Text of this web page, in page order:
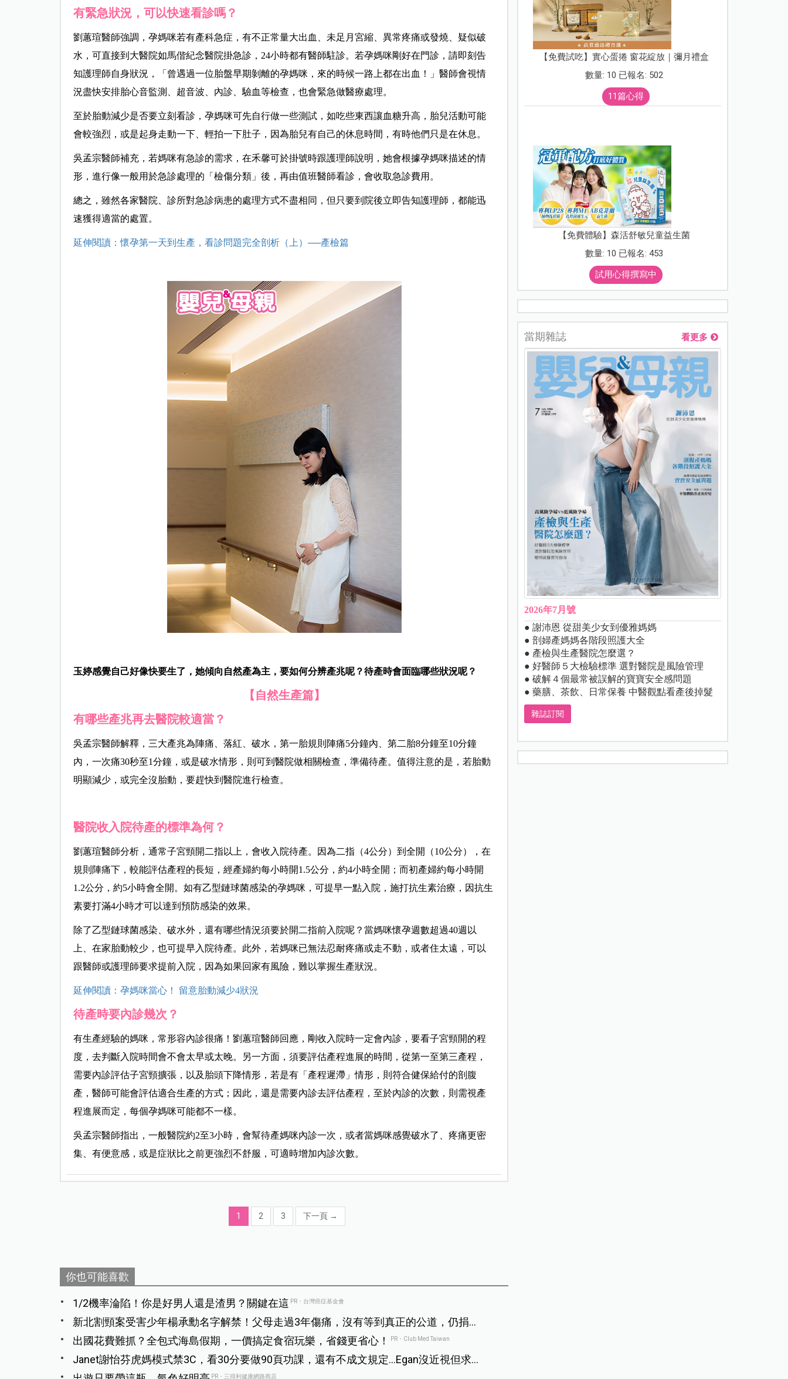
有緊急狀況，可以快速看診嗎？
劉蕙瑄醫師強調，孕媽咪若有產科急症，有不正常量大出血、未足月宮縮、異常疼痛或發燒、疑似破
水，可直接到大醫院如馬偕紀念醫院掛急診，24小時都有醫師駐診。若孕媽咪剛好在門診，請即刻告
知護理師自身狀況，「曾遇過一位胎盤早期剝離的孕媽咪，來的時候一路上都在出血！」醫師會視情
況盡快安排胎心音監測、超音波、內診、驗血等檢查，也會緊急做醫療處理。
至於胎動減少是否要立刻看診，孕媽咪可先自行做一些測試，如吃些東西讓血糖升高，胎兒活動可能
會較強烈，或是起身走動一下、輕拍一下肚子，因為胎兒有自己的休息時間，有時他們只是在休息。
吳孟宗醫師補充，若媽咪有急診的需求，在禾馨可於掛號時跟護理師說明，她會根據孕媽咪描述的情
形，進行像一般用於急診處理的「檢傷分類」後，再由值班醫師看診，會收取急診費用。
總之，雖然各家醫院、診所對急診病患的處理方式不盡相同，但只要到院後立即告知護理師，都能迅
速獲得適當的處置。
延伸閱讀：懷孕第一天到生產，看診問題完全剖析（上）──產檢篇
玉婷感覺自己好像快要生了，她傾向自然產為主，要如何分辨產兆呢？待產時會面臨哪些狀況呢？
【自然生產篇】
有哪些產兆再去醫院較適當？
吳孟宗醫師解釋，三大產兆為陣痛、落紅、破水，第一胎規則陣痛5分鐘內、第二胎8分鐘至10分鐘
內，一次痛30秒至1分鐘，或是破水情形，則可到醫院做相關檢查，準備待產。值得注意的是，若胎動
明顯減少，或完全沒胎動，要趕快到醫院進行檢查。
醫院收入院待產的標準為何？
劉蕙瑄醫師分析，通常子宮頸開二指以上，會收入院待產。因為二指（4公分）到全開（10公分），在
規則陣痛下，較能評估產程的長短，經產婦約每小時開1.5公分，約4小時全開；而初產婦約每小時開
1.2公分，約5小時會全開。如有乙型鏈球菌感染的孕媽咪，可提早一點入院，施打抗生素治療，因抗生
素要打滿4小時才可以達到預防感染的效果。
除了乙型鏈球菌感染、破水外，還有哪些情況須要於開二指前入院呢？當媽咪懷孕週數超過40週以
上、在家胎動較少，也可提早入院待產。此外，若媽咪已無法忍耐疼痛或走不動，或者住太遠，可以
跟醫師或護理師要求提前入院，因為如果回家有風險，難以掌握生產狀況。
延伸閱讀：孕媽咪當心！ 留意胎動減少4狀況
待產時要內診幾次？
有生產經驗的媽咪，常形容內診很痛！劉蕙瑄醫師回應，剛收入院時一定會內診，要看子宮頸開的程
度，去判斷入院時間會不會太早或太晚。另一方面，須要評估產程進展的時間，從第一至第三產程，
需要內診評估子宮頸擴張，以及胎頭下降情形，若是有「產程遲滯」情形，則符合健保給付的剖腹
產，醫師可能會評估適合生產的方式；因此，還是需要內診去評估產程，至於內診的次數，則需視產
程進展而定，每個孕媽咪可能都不一樣。
吳孟宗醫師指出，一般醫院約2至3小時，會幫待產媽咪內診一次，或者當媽咪感覺破水了、疼痛更密
集、有便意感，或是症狀比之前更強烈不舒服，可適時增加內診次數。
1 2 3 下一頁 →
你也可能喜歡
1/2機率淪陷！你是好男人還是渣男？關鍵在這 PR・台灣癌症基金會
新北割頸案受害少年楊承勳名字解禁！父母走過3年傷痛，沒有等到真正的公道，仍捐
550萬守護校園
出國花費難抓？全包式海島假期，一價搞定食宿玩樂，省錢更省心！ PR・Club Med Taiwan
Janet謝怡芬虎媽模式禁3C，看30分要做90頁功課，還有不成文規定…Egan沒近視但求
饒：Mummy, please～
PR・三得利健康網路商店
【免費試吃】實心蛋捲 窗花綻放｜彌月禮盒
數量: 10 已報名: 502
11篇心得
【免費體驗】森活舒敏兒童益生菌
數量: 10 已報名: 453
試用心得撰寫中
當期雜誌 看更多
2026年7月號
● 謝沛恩 從甜美少女到優雅媽媽
● 剖婦產媽媽各階段照護大全
● 產檢與生產醫院怎麼選？
● 好醫師５大檢驗標準 選對醫院是風險管理
● 破解４個最常被誤解的寶寶安全感問題
● 藥膳、茶飲、日常保養 中醫觀點看產後掉髮
雜誌訂閱